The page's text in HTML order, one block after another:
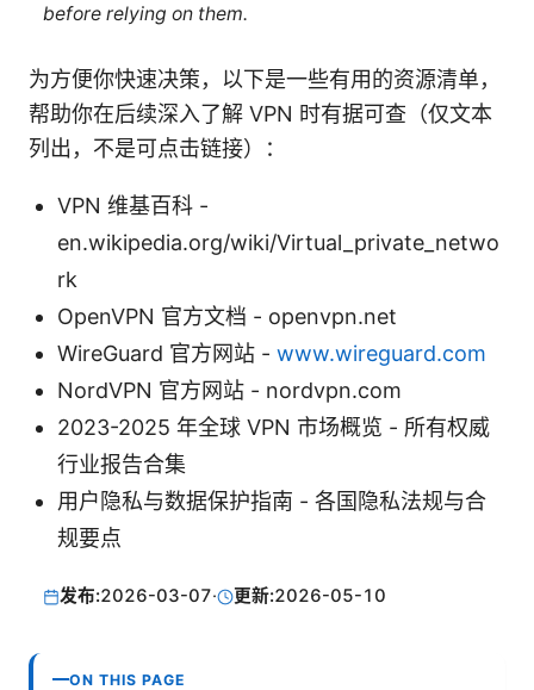
before relying on them.
为方便你快速决策，以下是一些有用的资源清单，
帮助你在后续深入了解 VPN 时有据可查（仅文本
列出，不是可点击链接）：
VPN 维基百科 -
en.wikipedia.org/wiki/Virtual_private_netwo
rk
OpenVPN 官方文档 - openvpn.net
WireGuard 官方网站 - www.wireguard.com
NordVPN 官方网站 - nordvpn.com
2023-2025 年全球 VPN 市场概览 - 所有权威
行业报告合集
用户隐私与数据保护指南 - 各国隐私法规与合
规要点
发布:2026-03-07· 更新:2026-05-10
ON THIS PAGE